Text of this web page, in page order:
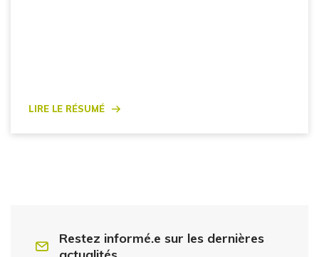
Lire le résumé
Restez informé.e sur les dernières